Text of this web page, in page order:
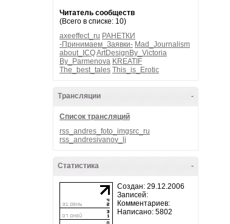
Читатель сообществ
(Всего в списке: 10)
axeeffect_ru РАНЕТКИ
-Принимаем_Заявки- Mad_Journalism
about_ICQArtDesignBy_Victoria
By_Parmenova KREATIF
The_best_tales This_is_Erotic
-
Трансляции
Список трансляций
rss_andres_foto_imgsrc_ru
rss_andresivanov_lj
-
Статистика
Создан: 29.12.2006
Записей:
Комментариев:
Написано: 5802